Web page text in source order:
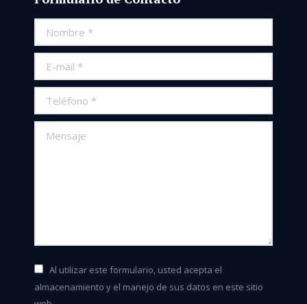
Nombre *
E-mail *
Teléfono *
Mensaje
Al utilizar este formulario, usted acepta el
almacenamiento y el manejo de sus datos en este sitio